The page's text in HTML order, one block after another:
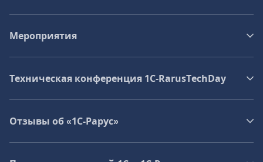
Мероприятия
Техническая конференция 1C‑RarusTechDay
Отзывы об «1С-Рарус»